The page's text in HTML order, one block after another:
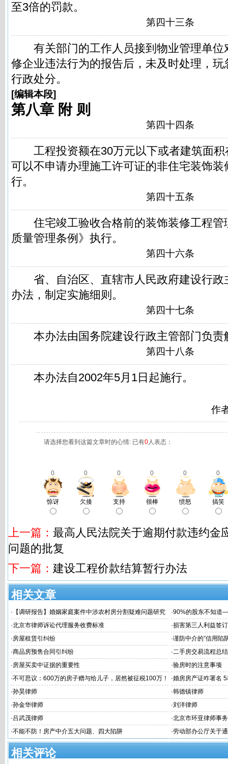
至3倍的罚款。
第四十三条
有关部门的工作人员接到物业管理单位
修企业违法行为的报告后，未及时处理，
行政处分。
[编辑本段]
第八章 附 则
第四十四条
工程投资额在30万元以下或者建筑面积
可以不申请办理施工许可证的非住宅装饰
行。
第四十五条
住宅竣工验收合格前的装饰装修工程管
质量管理条例》执行。
第四十六条
省、自治区、直辖市人民政府建设行政
办法，制定实施细则。
第四十七条
本办法由国务院建设行政主管部门负责
第四十八条
本办法自2002年5月1日起施行。
作
请选择您看到这篇文章时的心情: 已有0人表态：
0 0 0 0 0 0
惊讶 欠揍 支持 很棒 愤怒 搞笑
上一篇： 最高人民法院关于逾期付款违约金
问题的批复
下一篇： 建设工程价款结算暂行办法
相关文章
· 【调研报告】婚姻家庭案件中涉农村房分割疑难问题研究 ·90%的股东不知道
律风险！
·北京市律师诉讼代理服务收费标准 ·损害第三人利益签
·房屋租赁引纠纷 ·谨防中介的”信用陷
·商品房预售合同引纠纷 ·二手房交易流程总结
·房屋买卖中证据的重要性 ·验房时的注意事项
·不可思议：600万的房子赠与给儿子，居然被征税100万！
将房产“赠与”给子女还不如“卖”给子女？
·婚房房产证咋署名
·孙昊律师 ·韩德镇律师
·孙金华律师 ·刘洋律师
·吕武茂律师 ·北京市环亚律师事
·不能不防！房产中介五大问题、四大陷阱 ·劳动部办公厅关于
不归者按自动离职
相关评论